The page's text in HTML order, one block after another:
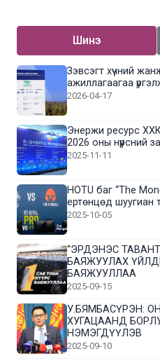
Шинэ
Зэвсэгт хүчний
ажиллагаагаа
2026-04-17
Энержи ресурс
2026 оны нүүрсний
2025-11-11
HOTU баг “The
ертөнцөд шуугиан
2025-10-05
“ЭРДЭНЭС
БАЯЖУУЛАХ
БАЯЖУУЛЛАА
2025-09-15
У.БЯМБАСҮРЭН:
ХУГАЦААНД
НЭМЭГДҮҮЛЭВ
2025-09-10